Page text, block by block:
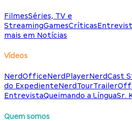
FilmesSéries, TV e
StreamingGamesCríticas
mais em Notícias
Vídeos
NerdOfficeNerdPlayerNerdCast
do ExpedienteNerdTour
EntrevistaQueimando a LínguaSr.
Quem somos